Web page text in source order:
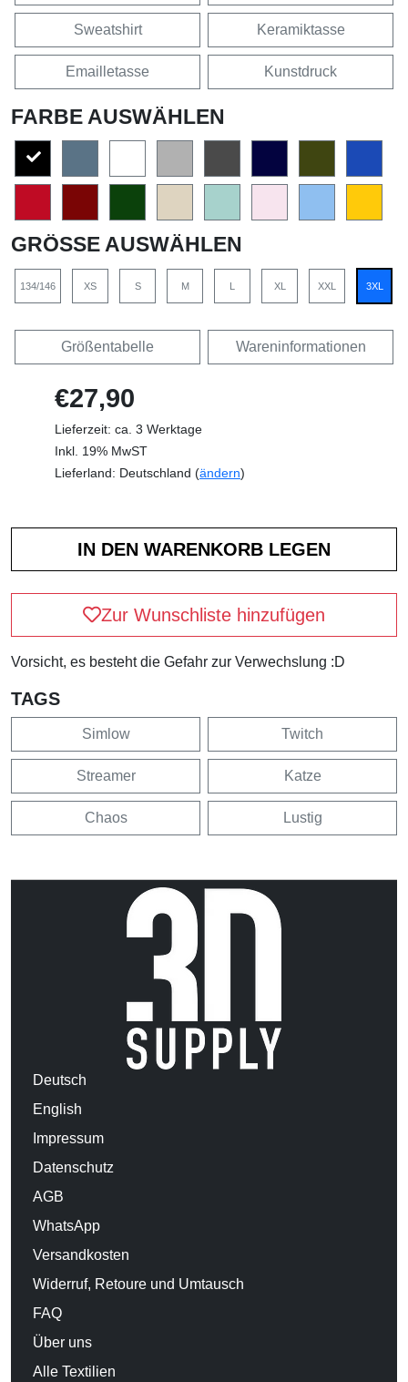
Sweatshirt Keramiktasse
Emailletasse Kunstdruck
FARBE AUSWÄHLEN
GRÖSSE AUSWÄHLEN
134/146 XS S M XL XXL 3XL
Größentabelle Wareninformationen
€27,90
Lieferzeit: ca. 3 Werktage
Inkl. 19% MwST
Lieferland: Deutschland (ändern)
Zur Wunschliste hinzufügen
Vorsicht, es besteht die Gefahr zur Verwechslung :D
TAGS
Simlow Twitch
Streamer Katze
Chaos Lustig
Deutsch
English
Impressum
Datenschutz
AGB
WhatsApp
Versandkosten
Widerruf, Retoure und Umtausch
FAQ
Über uns
Alle Textilien